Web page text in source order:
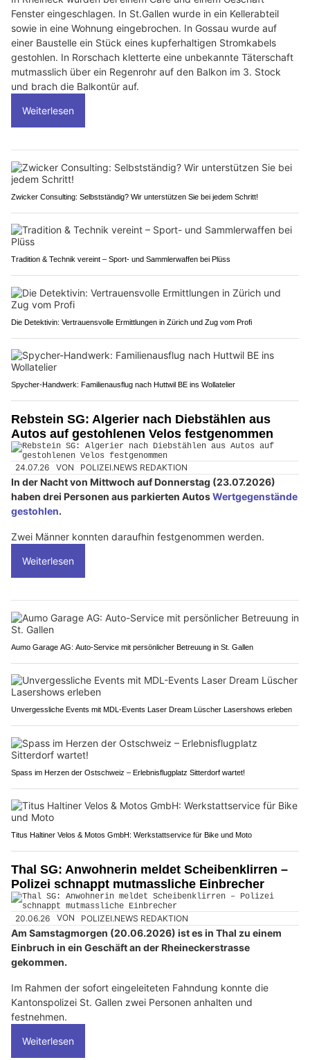
Fenster eingeschlagen. In St.Gallen wurde in ein Kellerabteil
sowie in eine Wohnung eingebrochen. In Gossau wurde auf
einer Baustelle ein Stück eines kupferhaltigen Stromkabels
gestohlen. In Rorschach kletterte eine unbekannte Täterschaft
mutmasslich über ein Regenrohr auf den Balkon im 3. Stock
und brach die Balkontür auf.
Weiterlesen
Zwicker Consulting: Selbstständig? Wir unterstützen Sie bei jedem Schritt!
Tradition & Technik vereint – Sport- und Sammlerwaffen bei Plüss
Die Detektivin: Vertrauensvolle Ermittlungen in Zürich und Zug vom Profi
Spycher-Handwerk: Familienausflug nach Huttwil BE ins Wollatelier
Rebstein SG: Algerier nach Diebstählen aus
Autos auf gestohlenen Velos festgenommen
24.07.26 VON POLIZEI.NEWS REDAKTION
In der Nacht von Mittwoch auf Donnerstag (23.07.2026)
haben drei Personen aus parkierten AutosWertgegenstände
gestohlen.
Zwei Männer konnten daraufhin festgenommen werden.
Weiterlesen
Aumo Garage AG: Auto-Service mit persönlicher Betreuung in St. Gallen
Unvergessliche Events mit MDL-Events Laser Dream Lüscher Lasershows erleben
Spass im Herzen der Ostschweiz – Erlebnisflugplatz Sitterdorf wartet!
Titus Haltiner Velos & Motos GmbH: Werkstattservice für Bike und Moto
Thal SG: Anwohnerin meldet Scheibenklirren –
Polizei schnappt mutmassliche Einbrecher
20.06.26 VON POLIZEI.NEWS REDAKTION
Am Samstagmorgen (20.06.2026) ist es in Thal zu einem
Einbruch in ein Geschäft an der Rheineckerstrasse
gekommen.
Im Rahmen der sofort eingeleiteten Fahndung konnte die
Kantonspolizei St. Gallen zwei Personen anhalten und
festnehmen.
Weiterlesen